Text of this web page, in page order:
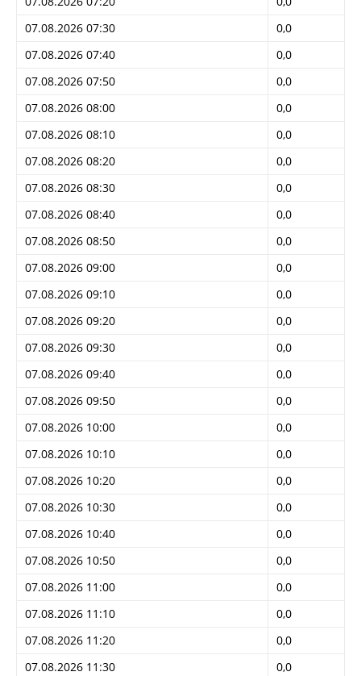
07.08.2026 07:30
0,0
07.08.2026 07:40
0,0
07.08.2026 07:50
0,0
07.08.2026 08:00
0,0
07.08.2026 08:10
0,0
07.08.2026 08:20
0,0
07.08.2026 08:30
0,0
07.08.2026 08:40
0,0
07.08.2026 08:50
0,0
07.08.2026 09:00
0,0
07.08.2026 09:10
0,0
07.08.2026 09:20
0,0
07.08.2026 09:30
0,0
07.08.2026 09:40
0,0
07.08.2026 09:50
0,0
07.08.2026 10:00
0,0
07.08.2026 10:10
0,0
07.08.2026 10:20
0,0
07.08.2026 10:30
0,0
07.08.2026 10:40
0,0
07.08.2026 10:50
0,0
07.08.2026 11:00
0,0
07.08.2026 11:10
0,0
07.08.2026 11:20
0,0
07.08.2026 11:30
0,0